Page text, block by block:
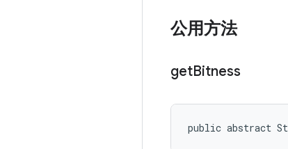
公用方法
getBitness
public abstract